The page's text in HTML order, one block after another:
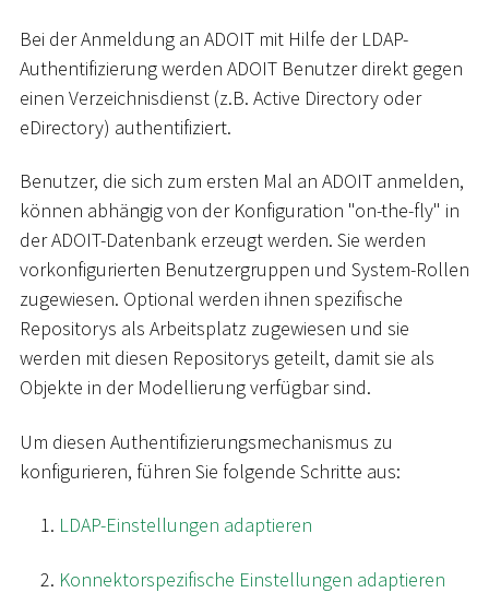
Bei der Anmeldung an ADOIT mit Hilfe der LDAP-
Authentifizierung werden ADOIT Benutzer direkt gegen
einen Verzeichnisdienst (z.B. Active Directory oder
eDirectory) authentifiziert.
Benutzer, die sich zum ersten Mal an ADOIT anmelden,
können abhängig von der Konfiguration "on-the-fly" in
der ADOIT-Datenbank erzeugt werden. Sie werden
vorkonfigurierten Benutzergruppen und System-Rollen
zugewiesen. Optional werden ihnen spezifische
Repositorys als Arbeitsplatz zugewiesen und sie
werden mit diesen Repositorys geteilt, damit sie als
Objekte in der Modellierung verfügbar sind.
Um diesen Authentifizierungsmechanismus zu
konfigurieren, führen Sie folgende Schritte aus:
LDAP-Einstellungen adaptieren
Konnektorspezifische Einstellungen adaptieren